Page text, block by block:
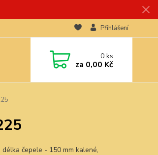
Přihlášení
0ks
za 0,00 Kč
čepele - 150 mm kalené,